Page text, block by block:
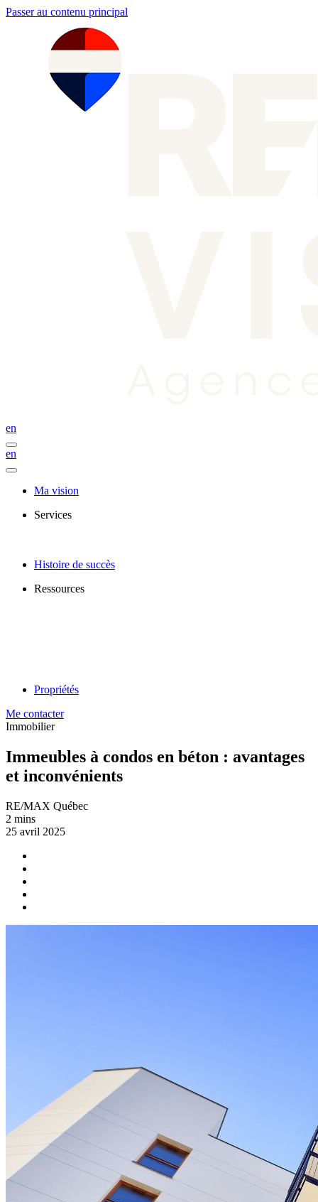
Passer au contenu principal
en
en
Ma vision
Services
Histoire de succès
Ressources
Propriétés
Me contacter
Immobilier
Immeubles à condos en béton : avantages
et inconvénients
RE/MAX Québec
2 mins
25 avril 2025